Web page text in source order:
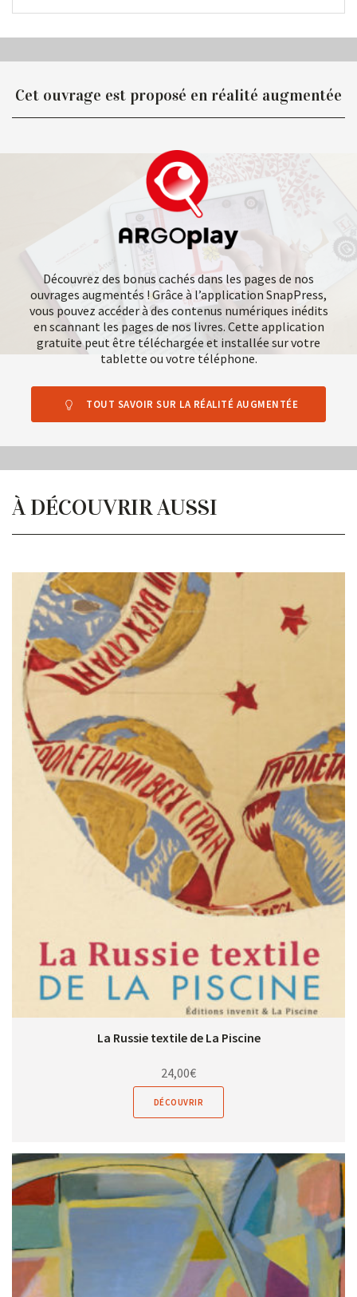
Cet ouvrage est proposé en réalité augmentée
Découvrez des bonus cachés dans les pages de nos
ouvrages augmentés ! Grâce à l’application SnapPress,
vous pouvez accéder à des contenus numériques inédits
en scannant les pages de nos livres. Cette application
gratuite peut être téléchargée et installée sur votre
tablette ou votre téléphone.
TOUT SAVOIR SUR LA RÉALITÉ AUGMENTÉE
À DÉCOUVRIR AUSSI
La Russie textile de La Piscine
24,00€
DÉCOUVRIR